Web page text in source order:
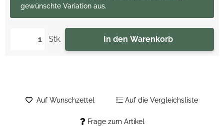
Stk. In den Warenkorb
gewünschte Variation aus.
Frage zum Artikel
Auf Wunschzettel Auf die Vergleichsliste